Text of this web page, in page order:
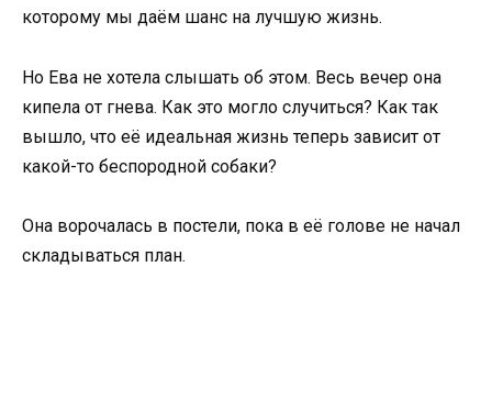
которому мы даём шанс на лучшую жизнь.
Но Ева не хотела слышать об этом. Весь вечер она
кипела от гнева. Как это могло случиться? Как так
вышло, что её идеальная жизнь теперь зависит от
какой-то беспородной собаки?
Она ворочалась в постели, пока в её голове не начал
складываться план.